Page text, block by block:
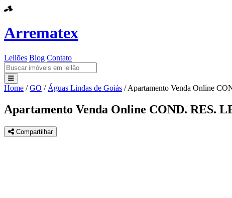
Arrematex
Leilões Blog Contato
Leilões
Blog
Contato
Home / GO / Águas Lindas de Goiás / Apartamento Venda Online
Apartamento Venda Online COND. RES.
Compartilhar